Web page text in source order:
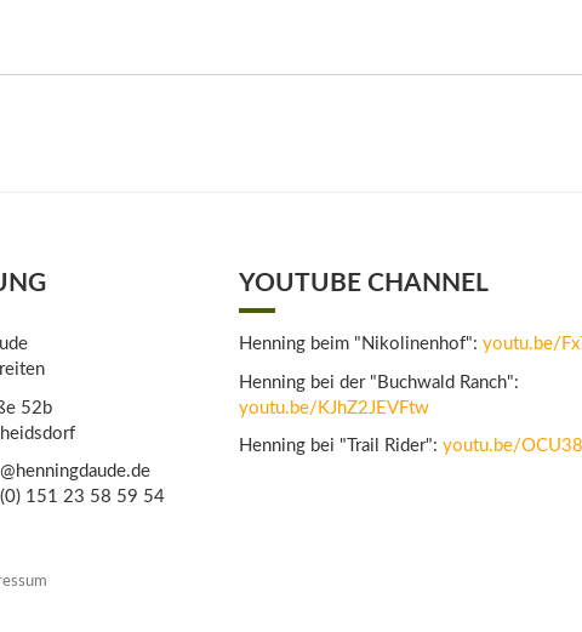
52b
151 23 58 59 54
YOUTUBE CHANNEL
Henning beim "Nikolinenhof": youtu.be/
Henning bei der "Buchwald Ranch":
youtu.be/KJhZ2JEVFtw
Henning bei "Trail Rider": youtu.be/